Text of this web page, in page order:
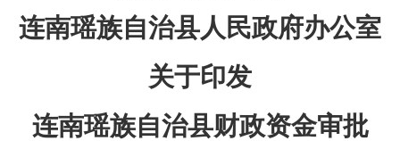
连南瑶族自治县人民政府办公室
关于印发
连南瑶族自治县财政资金审批